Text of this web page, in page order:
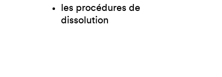
les procédures de
dissolution